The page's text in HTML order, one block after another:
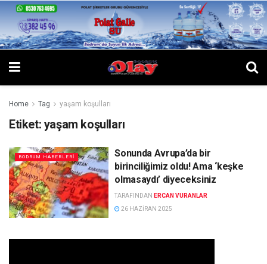
Home Tag yaşam koşulları
Etiket: yaşam koşulları
BODRUM HABERLERI
Sonunda Avrupa’da bir
birinciliğimiz oldu! Ama ‘keşke
olmasaydı’ diyeceksiniz
TARAFINDAN ERCAN VURANLAR
26 HAZIRAN 2025